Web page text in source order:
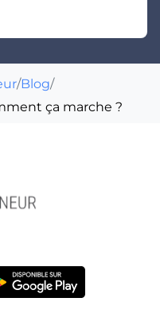
/Blog/
ça marche ?